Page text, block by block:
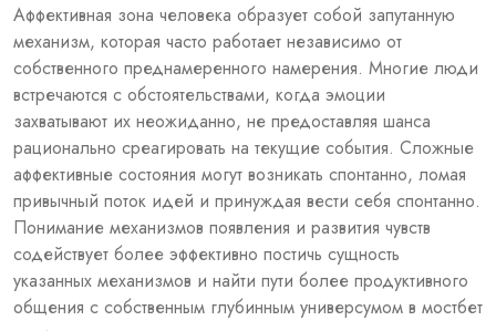
Аффективная зона человека образует собой запутанную
механизм, которая часто работает независимо от
собственного преднамеренного намерения. Многие люди
встречаются с обстоятельствами, когда эмоции
захватывают их неожиданно, не предоставляя шанса
рационально среагировать на текущие события. Сложные
аффективные состояния могут возникать спонтанно, ломая
привычный поток идей и принуждая вести себя спонтанно.
Понимание механизмов появления и развития чувств
содействует более эффективно постичь сущность
указанных механизмов и найти пути более продуктивного
общения с собственным глубинным универсумом в мостбет